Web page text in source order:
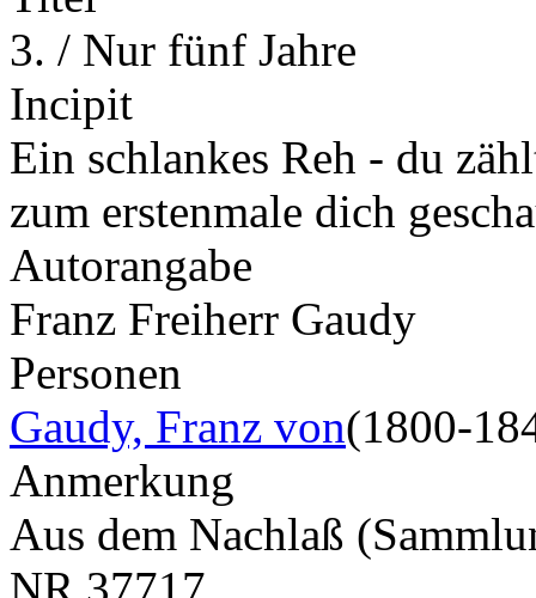
3. / Nur fünf Jahre
Incipit
Ein schlankes Reh - du
zum erstenmale dich
Autorangabe
Franz Freiherr Gaudy
Personen
Gaudy, Franz von(1800-
Anmerkung
Aus dem Nachlaß
NR 37717